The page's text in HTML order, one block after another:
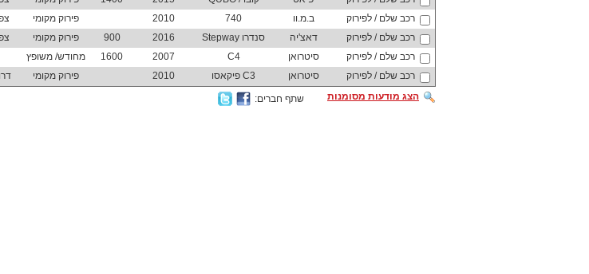
רכב שלם / לפירוק
ב.מ.וו 740
2010 פירוק מקומי
רכב שלם / לפירוק
דאצ'יה סנדרו Stepway 2016
900 פירוק מקומי
רכב שלם / לפירוק
סיטרואן C4
2007
1600 מחודש/ משופץ
רכב שלם / לפירוק
סיטרואן C3 פיקאסו 2010 פירוק מקומי
הצג מודעות מסומנות
שתף חברים: